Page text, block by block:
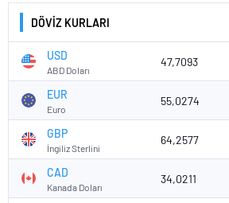
DÖVİZ KURLARI
USD
ABD Doları
47,7093
EUR
Euro
55,0274
GBP
İngiliz Sterlini
64,2577
CAD
Kanada Doları
34,0211